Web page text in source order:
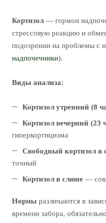
Кортизол — гормон
стрессовую реакцию и
подозрении на проблемы с
надпочечники).
Виды анализа:
Кортизол утренний (8
Кортизол вечерний (23
гиперкортицизма
Свободный кортизол в
точный
Кортизол в слюне —
Нормы различаются в
времени забора,